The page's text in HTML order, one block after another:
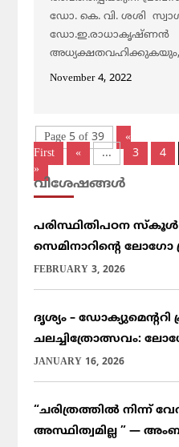
ഡോ. കെ. വി. ശശി
ഡോ.ഇ.രാധാകൃഷ്ണൻ
November 4, 2022
Page 5 of 39
«
First
« ... 3 4
»
വിശേഷങ്ങള്‍
പരിസ്ഥിതിപഠന സ്കൂൾ
സെമിനാറിൻ്റെ
FEBRUARY 3, 2026
ദൃശ്യം – ഡോക്യുമെന്ററി
ചലച്ചിത്രോത്സവം:
JANUARY 16, 2026
“ചരിത്രത്തിൽ നിന്ന്
അസ്ഥിത്വമില്ല ” —